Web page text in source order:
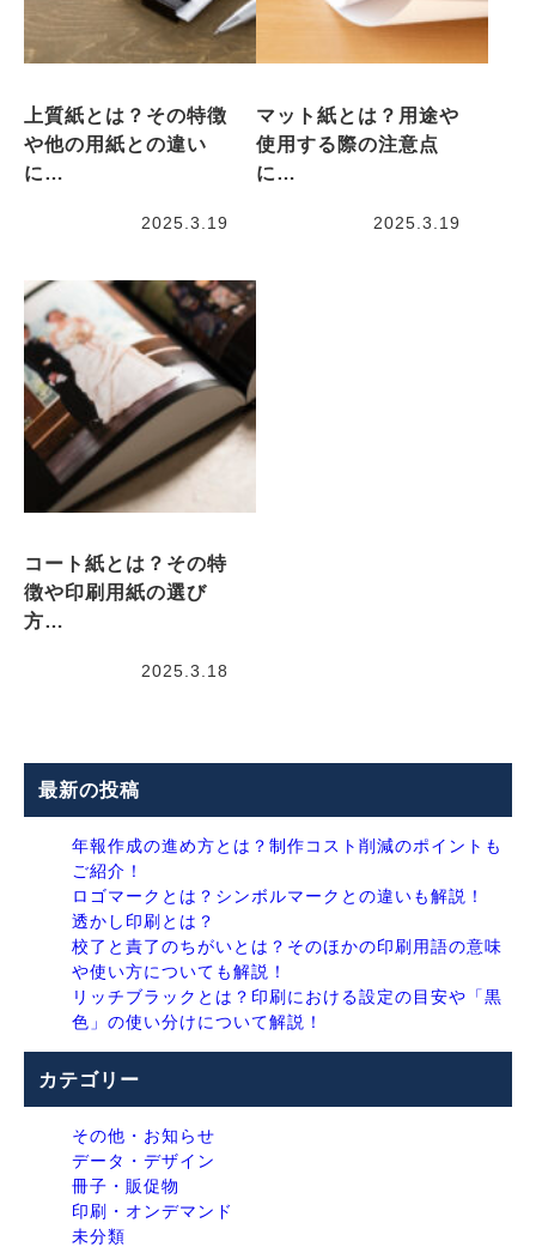
上質紙とは？その特徴
や他の用紙との違い
に…
2025.3.19
マット紙とは？用途や
使用する際の注意点
に…
2025.3.19
コート紙とは？その特
徴や印刷用紙の選び
方…
2025.3.18
最新の投稿
年報作成の進め方とは？制作コスト削減のポイントも
ご紹介！
ロゴマークとは？シンボルマークとの違いも解説！
透かし印刷とは？
校了と責了のちがいとは？そのほかの印刷用語の意味
や使い方についても解説！
リッチブラックとは？印刷における設定の目安や「黒
色」の使い分けについて解説！
カテゴリー
その他・お知らせ
データ・デザイン
冊子・販促物
印刷・オンデマンド
未分類